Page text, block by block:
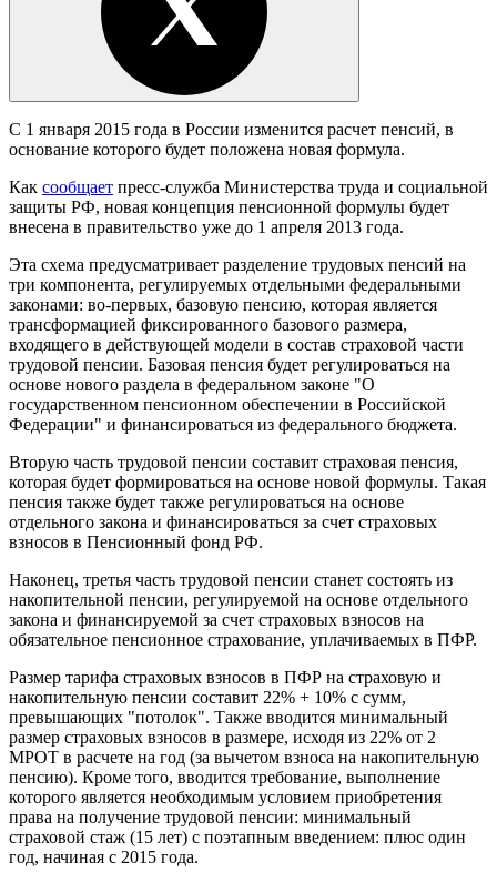
С 1 января 2015 года в России изменится расчет пенсий, в
основание которого будет положена новая формула.
Как сообщает пресс-служба Министерства труда и социальной
защиты РФ, новая концепция пенсионной формулы будет
внесена в правительство уже до 1 апреля 2013 года.
Эта схема предусматривает разделение трудовых пенсий на
три компонента, регулируемых отдельными федеральными
законами: во-первых, базовую пенсию, которая является
трансформацией фиксированного базового размера,
входящего в действующей модели в состав страховой части
трудовой пенсии. Базовая пенсия будет регулироваться на
основе нового раздела в федеральном законе "О
государственном пенсионном обеспечении в Российской
Федерации" и финансироваться из федерального бюджета.
Вторую часть трудовой пенсии составит страховая пенсия,
которая будет формироваться на основе новой формулы. Такая
пенсия также будет также регулироваться на основе
отдельного закона и финансироваться за счет страховых
взносов в Пенсионный фонд РФ.
Наконец, третья часть трудовой пенсии станет состоять из
накопительной пенсии, регулируемой на основе отдельного
закона и финансируемой за счет страховых взносов на
обязательное пенсионное страхование, уплачиваемых в ПФР.
Размер тарифа страховых взносов в ПФР на страховую и
накопительную пенсии составит 22% + 10% с сумм,
превышающих "потолок". Также вводится минимальный
размер страховых взносов в размере, исходя из 22% от 2
МРОТ в расчете на год (за вычетом взноса на накопительную
пенсию). Кроме того, вводится требование, выполнение
которого является необходимым условием приобретения
права на получение трудовой пенсии: минимальный
страховой стаж (15 лет) с поэтапным введением: плюс один
год, начиная с 2015 года.